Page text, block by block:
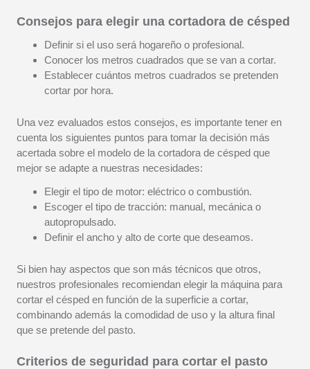
Consejos para elegir una cortadora de césped
Definir si el uso será hogareño o profesional.
Conocer los metros cuadrados que se van a cortar.
Establecer cuántos metros cuadrados se pretenden
cortar por hora.
Una vez evaluados estos consejos, es importante tener en
cuenta los siguientes puntos para tomar la decisión más
acertada sobre el modelo de la cortadora de césped que
mejor se adapte a nuestras necesidades:
Elegir el tipo de motor: eléctrico o combustión.
Escoger el tipo de tracción: manual, mecánica o
autopropulsado.
Definir el ancho y alto de corte que deseamos.
Si bien hay aspectos que son más técnicos que otros,
nuestros profesionales recomiendan elegir la máquina para
cortar el césped en función de la superficie a cortar,
combinando además la comodidad de uso y la altura final
que se pretende del pasto.
Criterios de seguridad para cortar el pasto